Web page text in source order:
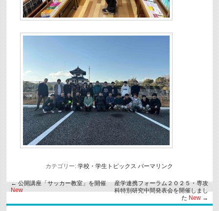
カテゴリー:学校・学生トピックス パーマリンク
←公開講座「サッカー教室」を開催
New
産学連携フォーラム２０２５・専攻
科特別研究中間発表会を開催しまし
た New →